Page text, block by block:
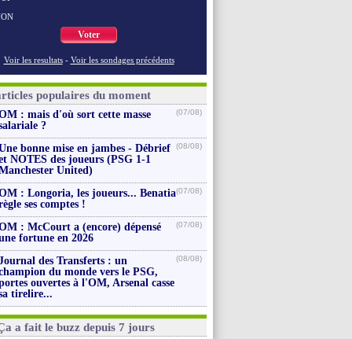
Voter
Voir les resultats - Voir les sondages précédents
populaires du moment
: mais d'où sort cette masse
?
(07/08)
bonne mise en jambes - Débrief
NOTES des joueurs (PSG 1-1
United)
(08/08)
: Longoria, les joueurs... Benatia
ses comptes !
(07/08)
: McCourt a (encore) dépensé
fortune en 2026
(07/08)
des Transferts : un
du monde vers le PSG,
ouvertes à l'OM, Arsenal casse
tirelire...
(08/08)
a fait le buzz depuis 7 jours